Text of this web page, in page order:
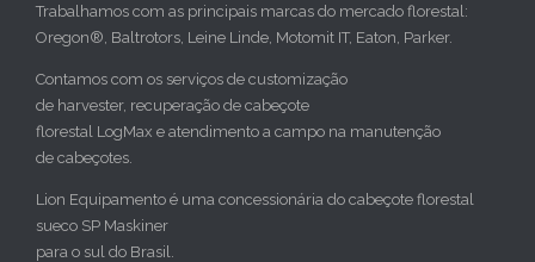
Trabalhamos com as principais marcas do mercado florestal:
Oregon®, Baltrotors, Leine Linde, Motomit IT, Eaton, Parker.
Contamos com os serviços de customização
de harvester, recuperação de cabeçote
florestal LogMax e atendimento a campo na manutenção
de cabeçotes.
Lion Equipamento é uma concessionária do cabeçote florestal
sueco SP Maskiner
para o sul do Brasil.